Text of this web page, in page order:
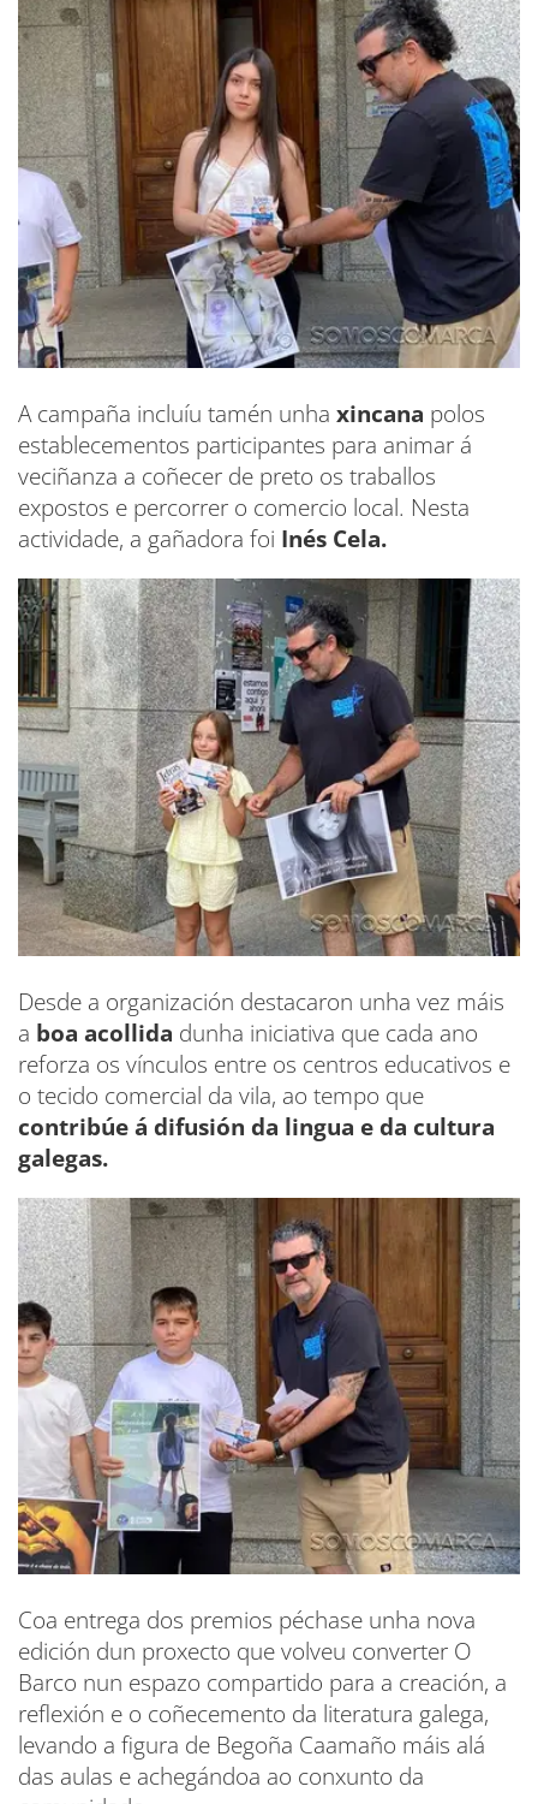
A campaña incluíu tamén unha xincana polos
establecementos participantes para animar á
veciñanza a coñecer de preto os traballos
expostos e percorrer o comercio local. Nesta
actividade, a gañadora foi Inés Cela.
Desde a organización destacaron unha vez máis
a boa acollida dunha iniciativa que cada ano
reforza os vínculos entre os centros educativos e
o tecido comercial da vila, ao tempo que
contribúe á difusión da lingua e da cultura
galegas.
Coa entrega dos premios péchase unha nova
edición dun proxecto que volveu converter O
Barco nun espazo compartido para a creación, a
reflexión e o coñecemento da literatura galega,
levando a figura de Begoña Caamaño máis alá
das aulas e achegándoa ao conxunto da